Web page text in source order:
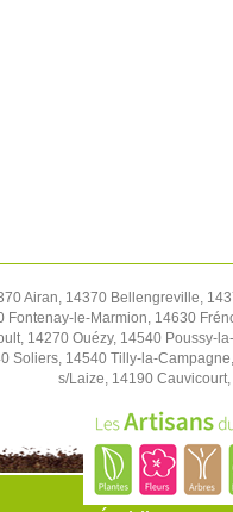
Airan, 14370 Bellengreville,
le-Marmion, 14630
14270 Ouézy, 14540
Soliers, 14540 Tilly-la-
s/Laize, 14190